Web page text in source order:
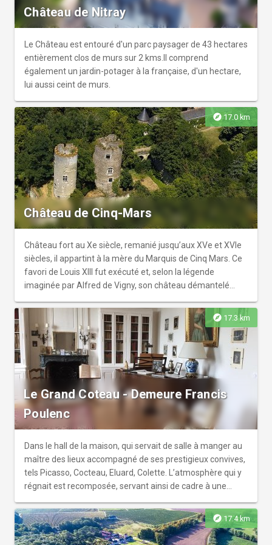
Château de Nitray
Le Château est entouré d'un parc paysager de 43 hectares
entièrement clos de murs sur 2 kms.Il comprend
également un jardin-potager à la française, d'un hectare,
lui aussi ceint de murs.
explore 17.0 km
Château de Cinq-Mars
Château fort au Xe siècle, remanié jusqu’aux XVe et XVIe
siècles, il appartint à la mère du Marquis de Cinq Mars. Ce
favori de Louis XIII fut exécuté et, selon la légende
imaginée par Alfred de Vigny, son château démantelé
du XII et XIIIe siècle, le pont dormant et les douves du XVIè.
Tandis que le parc alentour créé au XIXè avec ses
séquoias, cèdres, ifs d’Irlande, cyprès de Lawson et un
calao caedrus, met en valeur ses éléments architecturaux.
Le château est classé monument historique.
explore 17.3 km
Le Grand Coteau - Demeure Francis
Poulenc
Dans le hall de la maison, qui servait de salle à manger au
maître des lieux accompagné de ses prestigieux convives,
tels Picasso, Cocteau, Eluard, Colette. L’atmosphère qui y
régnait est recomposée, servant ainsi de cadre à une
maison. Puis, pénétrez dans le salon de musique conservé
dans son état d’origine. Vous pourrez contempler les deux
pianos de Francis Poulenc, des photographies et d’autres
explore 17.4 km